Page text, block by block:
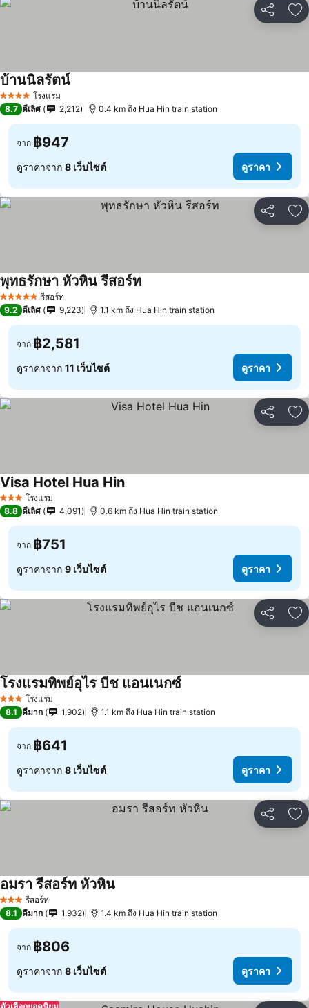
แชร์ เ
4 ดาว โรงแรม
บ้านนิลรัตน์
8.7 ดีเลิศ 2,212 0.4 km ถึง Hua Hin train station
จาก ฿947
ดูราคาจาก 8 เว็บไซต์ ดูราคา
แชร์ เ
5 ดาว รีสอร์ท
พุทธรักษา หัวหิน รีสอร์ท
9.2 ดีเลิศ 9,223 1.1 km ถึง Hua Hin train station
จาก ฿2,581
ดูราคาจาก 11 เว็บไซต์ ดูราคา
แชร์ เ
3 ดาว โรงแรม
Visa Hotel Hua Hin
8.8 ดีเลิศ 4,091 0.6 km ถึง Hua Hin train station
จาก ฿751
ดูราคาจาก 9 เว็บไซต์ ดูราคา
แชร์ เ
3 ดาว โรงแรม
โรงแรมทิพย์อุไร บีช แอนเนกซ์
8.1 ดีมาก 1,902 1.1 km ถึง Hua Hin train station
จาก ฿641
ดูราคาจาก 8 เว็บไซต์ ดูราคา
แชร์ เ
3 ดาว รีสอร์ท
อมรา รีสอร์ท หัวหิน
8.1 ดีมาก 1,932 1.4 km ถึง Hua Hin train station
จาก ฿806
ดูราคาจาก 8 เว็บไซต์ ดูราคา